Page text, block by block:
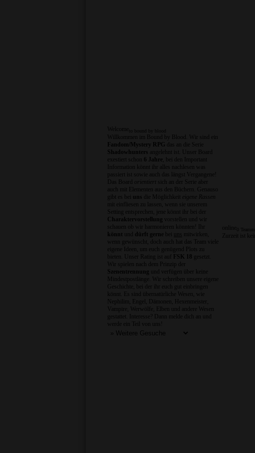
Welcome
Willkommen im Bound by Blood. Wir sind ein
Fandom/Mystery RPG das an die Serie
Shadowhunters angelehnt ist. Unser Board
exestiert schon
6 Jahre
, bei den Important
Information könnt ihr alles nachlesen was
passiert ist sowie auch das längst Vergangene!
Das Board
orientiert
sich an der Serie aber
auch mit Elementen aus den Büchern. Genauso
gibt es bei uns die Möglichkeit
eigene Rassen
mit einfliesen zu lassen, wenn sie unserem
Setting entsprechen, jene könnt ihr bei der
Charaktervorstellung vorstellen und wir
schauen ob wir harmonieren könnten! Ihr
könnt und dürft gerne uns mitwirken,
wenn gewünscht, doch auch hat das Team viele
eigene Ideen, um euch genügend Plots zu
bieten. Unser Rating ist auf
FSK 18
gesetzt.
Wir spielen nach dem Prinzip der
Szenentrennung und verfügen über keine
Mindestpostlänge. Wir schreiben unsere eigene
Geschichte, bei der ihr euch gut einbringen
könnt. Es sind übernatürliche Wesen, wie
Nephilim, Engel, Dämonen, Hexenmeister,
Vampire, Werwölfe, Elben und andere Wesen
gestattet. Interesse? Dann melde dich an und
werde ein Teil von uns!
online
Zurzeit ist